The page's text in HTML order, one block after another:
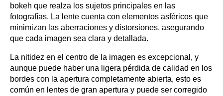
bokeh que realza los sujetos principales en las
fotografías. La lente cuenta con elementos asféricos que
minimizan las aberraciones y distorsiones, asegurando
que cada imagen sea clara y detallada.
La nitidez en el centro de la imagen es excepcional, y
aunque puede haber una ligera pérdida de calidad en los
bordes con la apertura completamente abierta, esto es
común en lentes de gran apertura y puede ser corregido